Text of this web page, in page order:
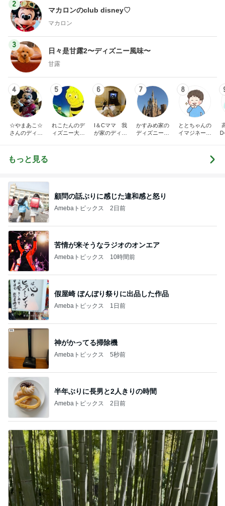
2
マカロンのclub disney♡
マカロン
3
日々是甘露2〜ディズニー風味〜
甘露
4
☆やまあこ☆
さんのディズ
5
れこたんのデ
ィズニー大好
6
I＆Cママ 我
が家のディズ
7
かすみめ家の
ディズニー大
8
ととちゃんの
イマジネーシ
もっと見る
顧問の話ぶりに感じた違和感と怒り
Amebaトピックス 2日前
苦情が来そうなラジオのオンエア
Amebaトピックス 10時間前
假屋崎 ぼんぼり祭りに出品した作品
Amebaトピックス 1日前
神がかってる掃除機
Amebaトピックス 5秒前
半年ぶりに長男と2人きりの時間
Amebaトピックス 2日前